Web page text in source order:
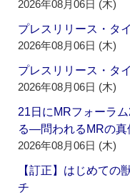
2026年08月06日 (木)
プレスリリース・タ
2026年08月06日 (木)
プレスリリース・タ
2026年08月06日 (木)
21日にMRフォーラ
る―問われるMRの
2026年08月06日 (木)
【訂正】はじめて
チ